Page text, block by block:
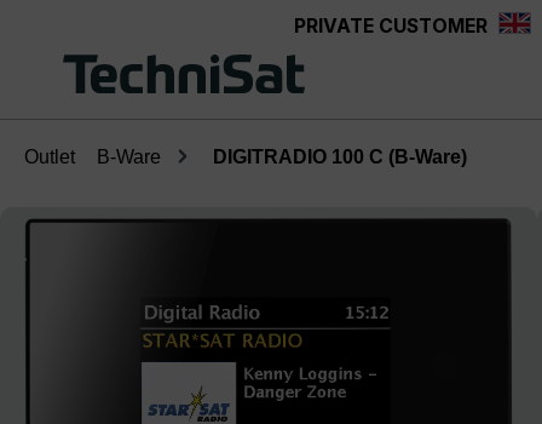
PRIVATE CUSTOMER
Outlet B-Ware DIGITRADIO 100 C (B-Ware)
Skip image gallery